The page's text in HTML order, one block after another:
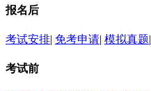
报名后
考试安排| 免考申请| 模拟真题|
考试前